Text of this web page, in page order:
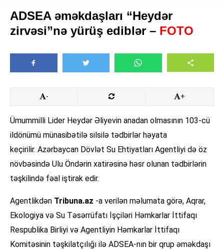
ADSEA əməkdaşları “Heydər
zirvəsi”nə yürüş ediblər – FOTO
- +
Ümummilli Lider Heydər Əliyevin anadan olmasının 103-cü
ildönümü münasibətilə silsilə tədbirlər həyata
keçirilir. Azərbaycan Dövlət Su Ehtiyatları Agentliyi də öz
növbəsində Ulu Öndərin xatirəsinə həsr olunan tədbirlərin
təşkilində fəal iştirak edir.
Agentlikdən Tribuna.az -a verilən məlumata görə, Aqrar,
Ekologiya və Su Təsərrüfatı İşçiləri Həmkarlar İttifaqı
Respublika Birliyi və Agentliyin Həmkarlar İttifaqı
Komitəsinin təşkilatçılığı ilə ADSEA-nın bir qrup əməkdaşı